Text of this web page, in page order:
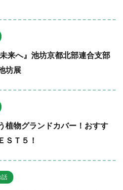
未来へ』池坊京都北部連合支部
坊展
植物グランドカバー！おすす
ＳＴ５！
話